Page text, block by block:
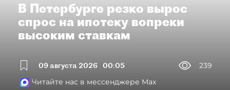
В Петербурге резко вырос
спрос на ипотеку вопреки
высоким ставкам
09 августа 2026 00:05
239
Читайте нас в мессенджере Max